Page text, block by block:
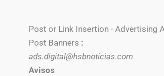
Post or Link Insertion - Advertising
Post Banners :
ads.digital@hsbnoticias.com
Avisos